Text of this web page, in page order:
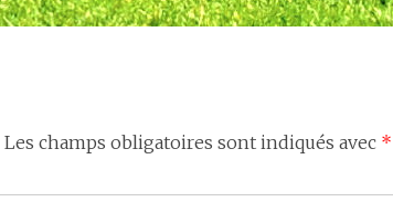
Les champs obligatoires sont indiqués avec *